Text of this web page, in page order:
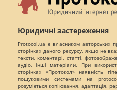
Юридичні застереження
Protocol.ua є власником авторських
сторінках даного ресурсу, якщо не
тексти, коментарі, статті,
аудіо, інші матеріали. При
сторінках «Протокол» наявність
пошуковими системами на
розуміється копіювання, адаптація,